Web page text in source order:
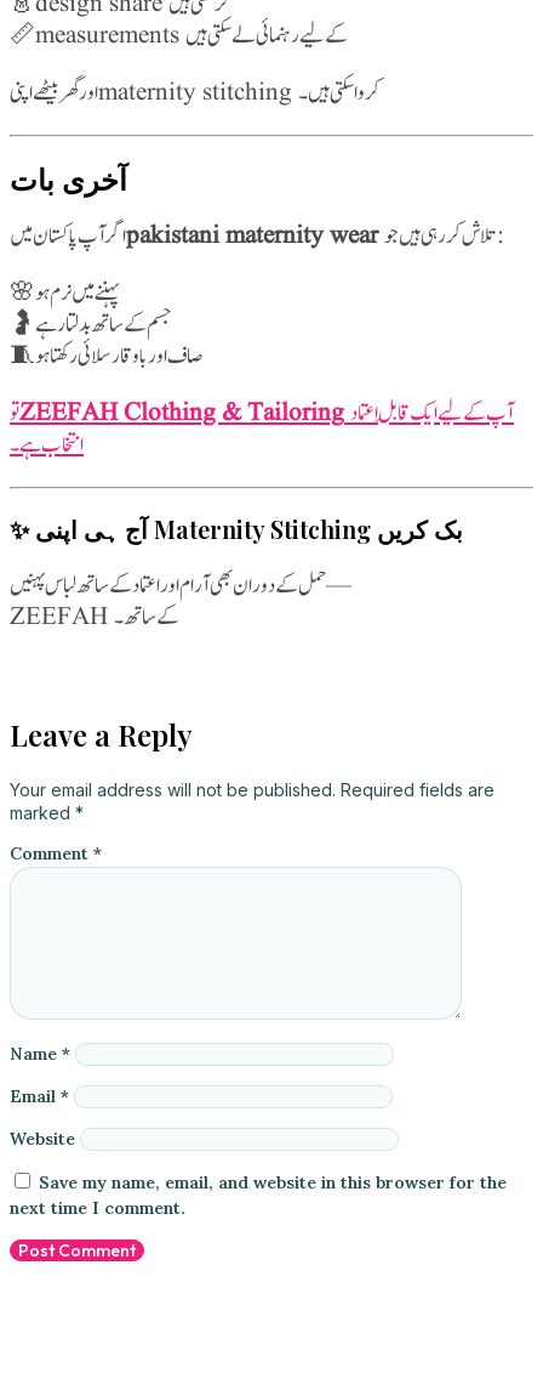
📏 measurements کے لیے رہنمائی لے سکتی ہیں
اور گھر بیٹھے اپنی maternity stitching کروا سکتی ہیں۔
آخری بات
pakistani maternity wear
تلاش کر رہی ہیں جو:
🌸 پہننے میں نرم ہو
🤰 جسم کے ساتھ بدلتا رہے
🧵 صاف اور باوقار سلائی رکھتا ہو
ZEEFAH Clothing & Tailoringآپ کے لیے ایک قابلِ اعتماد
انتخاب ہے۔
✨ آج ہی اپنی Maternity Stitching بک کریں
حمل کے دوران بھی آرام اور اعتماد کے ساتھ لباس پہنیں —
ZEEFAH کے ساتھ۔
Leave a Reply
Your email address will not be published. Required fields are
marked *
Comment *
Name *
Email *
Website
Save my name, email, and website in this browser for the
next time I comment.